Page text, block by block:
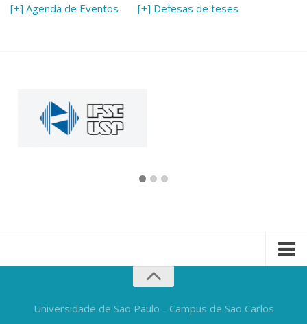
[+] Agenda de Eventos [+] Defesas de teses
Universidade de São Paulo - Campus de São Carlos